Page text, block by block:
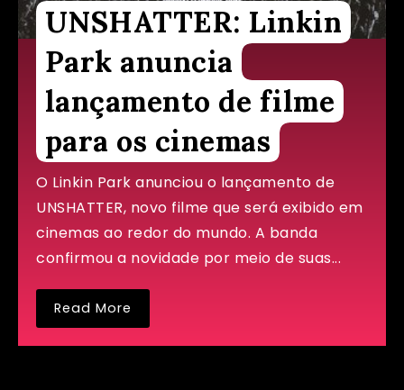
UNSHATTER: Linkin
Park anuncia
lançamento de filme
para os cinemas
O Linkin Park anunciou o lançamento de
UNSHATTER, novo filme que será exibido em
cinemas ao redor do mundo. A banda
confirmou a novidade por meio de suas...
Read More